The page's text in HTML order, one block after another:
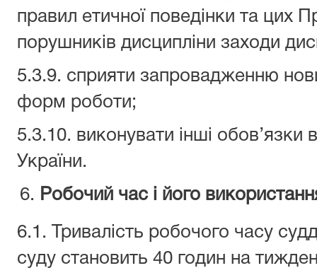
правил етичної поведінки та цих
порушників дисципліни заходи
5.3.9. сприяти запровадженню
форм роботи;
5.3.10. виконувати інші обов’язки
України.
Робочий час і його
6.1. Тривалість робочого часу
суду становить 40 годин на